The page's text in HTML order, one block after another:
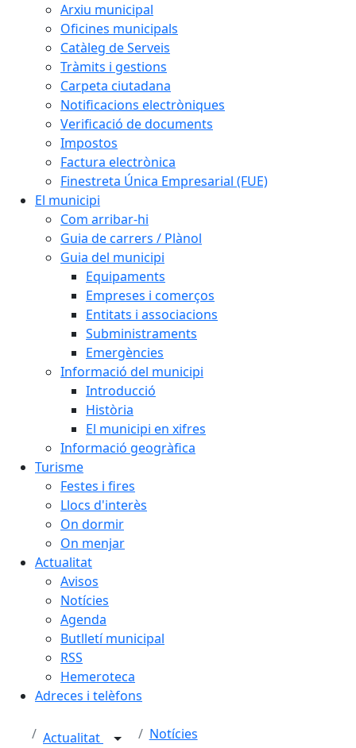
Arxiu municipal
Oficines municipals
Catàleg de Serveis
Tràmits i gestions
Carpeta ciutadana
Notificacions electròniques
Verificació de documents
Impostos
Factura electrònica
Finestreta Única Empresarial (FUE)
El municipi
Com arribar-hi
Guia de carrers / Plànol
Guia del municipi
Equipaments
Empreses i comerços
Entitats i associacions
Subministraments
Emergències
Informació del municipi
Introducció
Història
El municipi en xifres
Informació geogràfica
Turisme
Festes i fires
Llocs d'interès
On dormir
On menjar
Actualitat
Avisos
Notícies
Agenda
Butlletí municipal
RSS
Hemeroteca
Adreces i telèfons
Actualitat Notícies